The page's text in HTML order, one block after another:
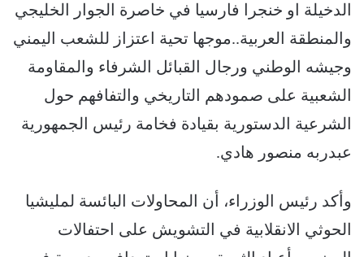
الدخيلة او خنجرا فارسيا في خاصرة الجوار الخليجي
والمنطقة العربية..موجها تحية اعتزاز للشعب اليمني
وجيشه الوطني ورجال القبائل الشرفاء والمقاومة
الشعبية على صمودهم التاريخي والتفافهم حول
الشرعية الدستورية بقيادة فخامة رئيس الجمهورية
عبدربه منصور هادي.
وأكد رئيس الوزراء، أن المحاولات البائسة لمليشيا
الحوثي الانقلابية في التشويش على احتفالات